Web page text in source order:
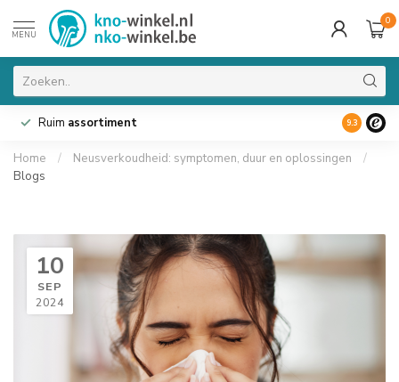
MENU
0
Ruim assortiment 9.3
Home / Neusverkoudheid: symptomen, duur en oplossingen
/
Blogs
10
SEP
2024